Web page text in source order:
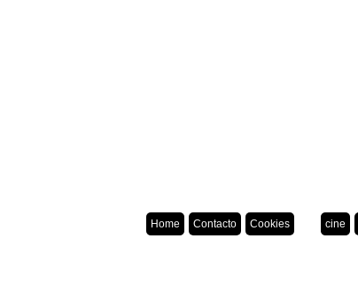
Home Contacto Cookies cine